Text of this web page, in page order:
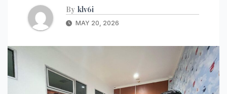
By klv6i
MAY 20, 2026